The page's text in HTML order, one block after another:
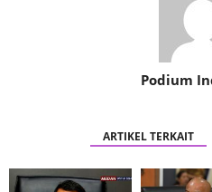
Podium
ARTIKEL TERKAIT